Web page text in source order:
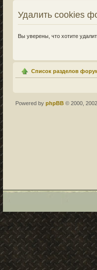
Удалить cookies
Вы уверены, что хотите
Список разделов
Powered by phpBB © 2000,